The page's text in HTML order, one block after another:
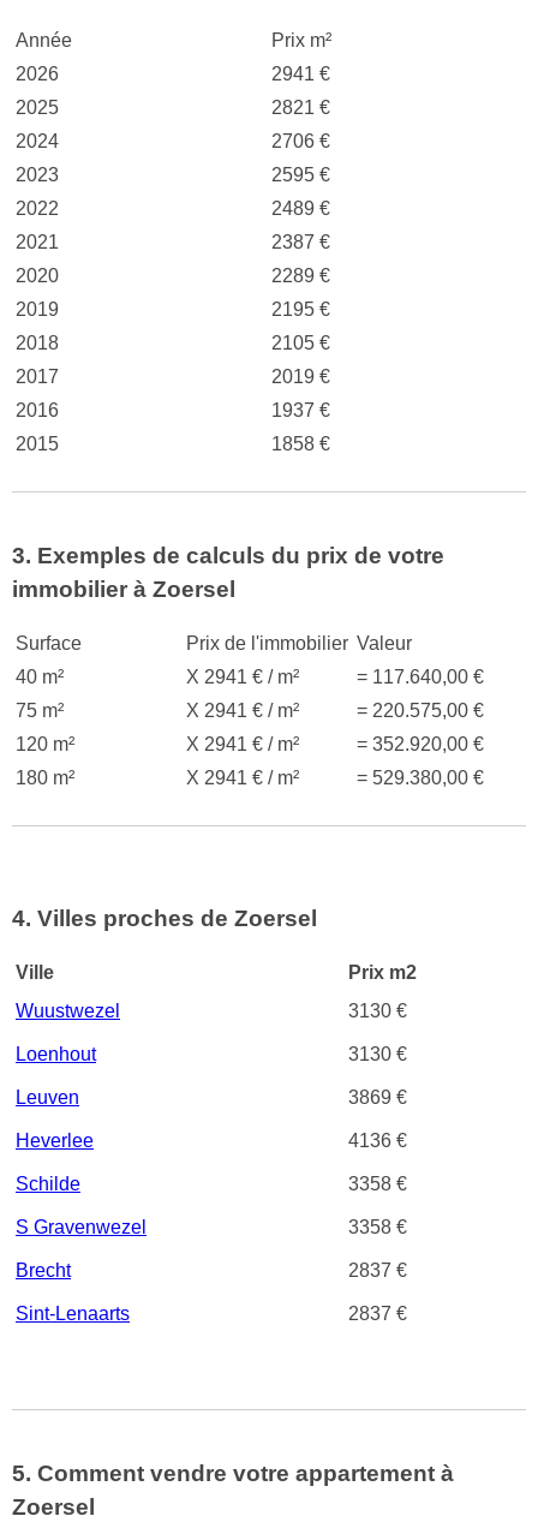
Année
Prix m²
2026
2941 €
2025
2821 €
2024
2706 €
2023
2595 €
2022
2489 €
2021
2387 €
2020
2289 €
2019
2195 €
2018
2105 €
2017
2019 €
2016
1937 €
2015
1858 €
3. Exemples de calculs du prix de votre
immobilier à Zoersel
Surface Prix de l'immobilier Valeur
40 m²
X 2941 € / m²
= 117.640,00 €
75 m²
X 2941 € / m²
= 220.575,00 €
120 m²
X 2941 € / m²
= 352.920,00 €
180 m²
X 2941 € / m² = 529.380,00 €
4. Villes proches de Zoersel
Ville
Prix m2
Wuustwezel
3130 €
Loenhout 3130 €
Leuven 3869 €
Heverlee 4136 €
Schilde 3358 €
S Gravenwezel 3358 €
Brecht 2837 €
Sint-Lenaarts 2837 €
5. Comment vendre votre appartement à
Zoersel